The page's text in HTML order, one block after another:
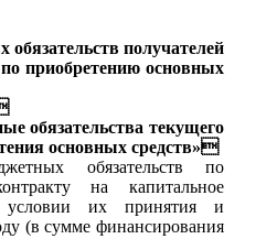
получателей
приобретению основных
обязательства текущего
основных средств»
обязательств по
на капитальное
условии их принятия и
(в сумме финансирования